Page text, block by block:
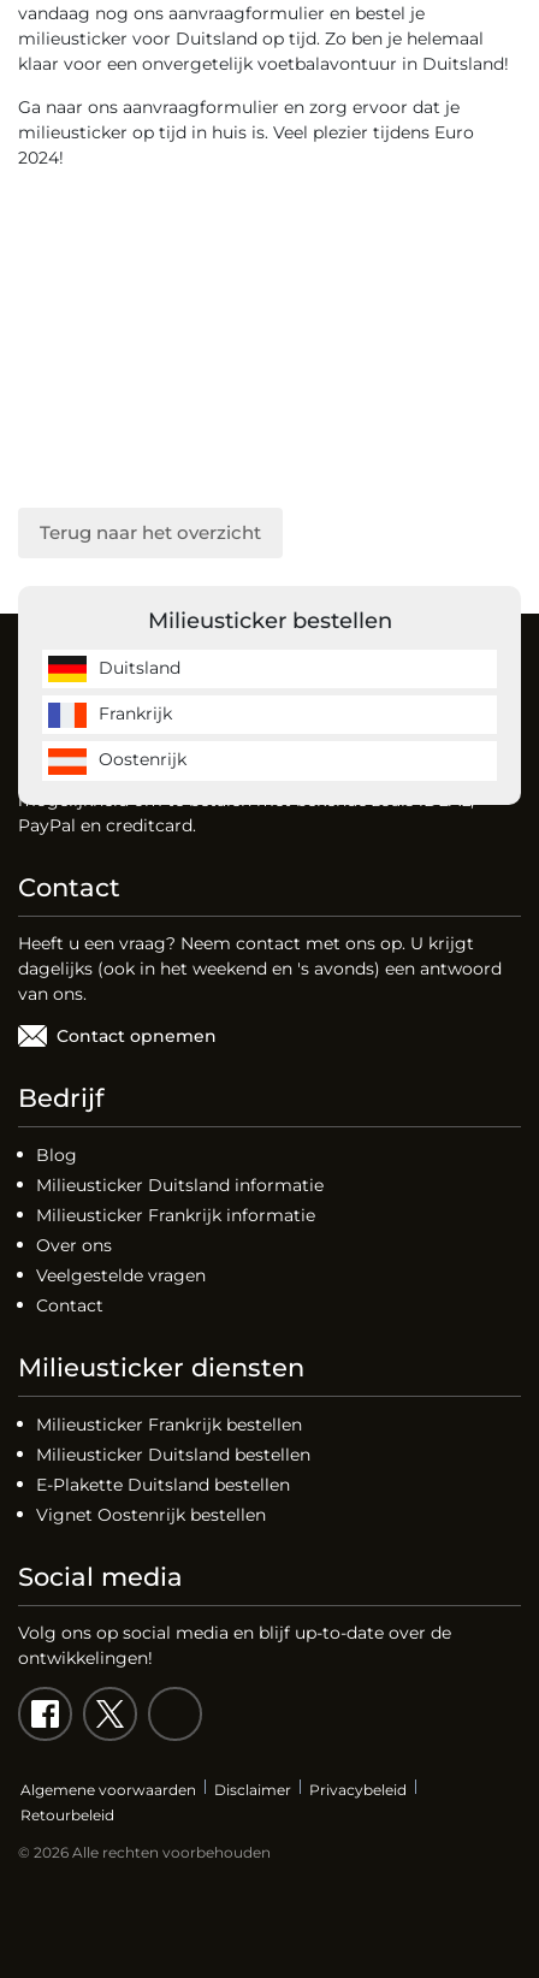
vandaag nog ons aanvraagformulier en bestel je
milieusticker voor Duitsland op tijd. Zo ben je helemaal
klaar voor een onvergetelijk voetbalavontuur in Duitsland!
Ga naar ons aanvraagformulier en zorg ervoor dat je
milieusticker op tijd in huis is. Veel plezier tijdens Euro
2024!
Milieusticker bestellen
Duitsland
Frankrijk
Oostenrijk
Terug naar het overzicht
Over ons
MilieustickerKopen is de milieusticker specialist en bestelt
u gemakkelijk uw milieusticker voor Duitsland, Frankrijk en
vignet voor Oostenrijk. Dankzij onze website heeft u de
mogelijkheid om te betalen met bekende zoals iDEAL,
PayPal en creditcard.
Contact
Heeft u een vraag? Neem contact met ons op. U krijgt
dagelijks (ook in het weekend en 's avonds) een antwoord
van ons.
Contact opnemen
Bedrijf
Blog
Milieusticker Duitsland informatie
Milieusticker Frankrijk informatie
Over ons
Veelgestelde vragen
Contact
Milieusticker diensten
Milieusticker Frankrijk bestellen
Milieusticker Duitsland bestellen
E-Plakette Duitsland bestellen
Vignet Oostenrijk bestellen
Social media
Volg ons op social media en blijf up-to-date over de
ontwikkelingen!
Algemene voorwaarden Disclaimer
Privacybeleid
Retourbeleid
© 2026 Alle rechten voorbehouden